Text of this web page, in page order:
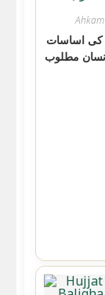
کی اساسات
مطلوب